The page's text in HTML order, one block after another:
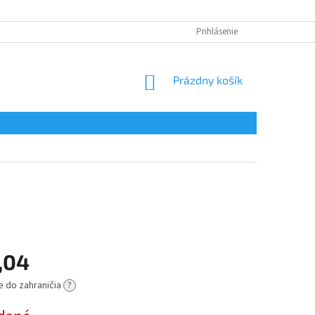
Prihlásenie
NÁKUPNÝ
Prázdny košík
do zahraničia ?